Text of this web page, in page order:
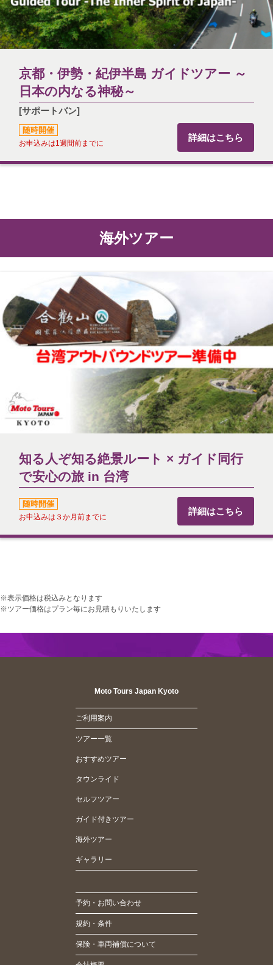
京都・伊勢・紀伊半島 ガイドツアー ～
日本の内なる神秘～
[サポートバン]
随時開催
お申込みは1週間前までに
詳細はこちら
海外ツアー
知る人ぞ知る絶景ルート × ガイド同行
で安心の旅 in 台湾
随時開催
お申込みは３か月前までに
詳細はこちら
※表示価格は税込みとなります
※ツアー価格はプラン毎にお見積もりいたします
Moto Tours Japan Kyoto
ご利用案内
ツアー一覧
おすすめツアー
タウンライド
セルフツアー
ガイド付きツアー
海外ツアー
ギャラリー
予約・お問い合わせ
規約・条件
保険・車両補償について